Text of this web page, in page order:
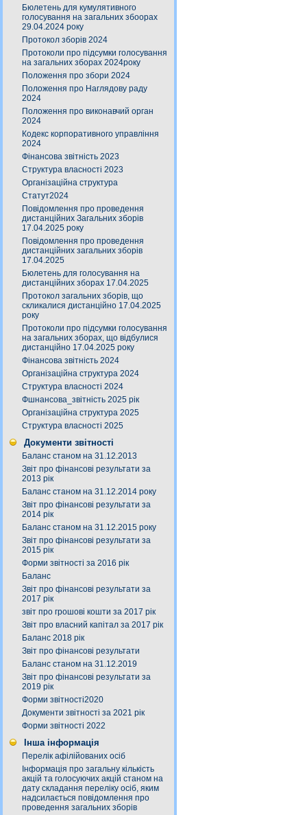
Бюлетень для кумулятивного
голосування на загальних збоорах
29.04.2024 року
Протокол зборів 2024
Протоколи про підсумки голосування
на загальних зборах 2024року
Положення про збори 2024
Положення про Наглядову раду
2024
Положення про виконавчий орган
2024
Кодекс корпоративного управління
2024
Фінансова звітність 2023
Структура власності 2023
Організаційна структура
Статут2024
Повідомлення про проведення
дистанційних Загальних зборів
17.04.2025 року
Повідомлення про проведення
дистанційних загальних зборів
17.04.2025
Бюлетень для голосування на
дистанційних зборах 17.04.2025
Протокол загальних зборів, що
скликалися дистанційно 17.04.2025
року
Протоколи про підсумки голосування
на загальних зборах, що відбулися
дистанційно 17.04.2025 року
Фінансова звітність 2024
Організаційна структура 2024
Структура власності 2024
Фшнансова_звітність 2025 рік
Організаційна структура 2025
Структура власності 2025
Документи звітності
Баланс станом на 31.12.2013
Звіт про фінансові результати за
2013 рік
Баланс станом на 31.12.2014 року
Звіт про фінансові результати за
2014 рік
Баланс станом на 31.12.2015 року
Звіт про фінансові результати за
2015 рік
Форми звітності за 2016 рік
Баланс
Звіт про фінансові результати за
2017 рік
звіт про грошові кошти за 2017 рік
Звіт про власний капітал за 2017 рік
Баланс 2018 рік
Звіт про фінансові результати
Баланс станом на 31.12.2019
Звіт про фінансові результати за
2019 рік
Форми звітності2020
Документи звітності за 2021 рік
Форми звітності 2022
Інша інформація
Перелік афілійованих осіб
Інформація про загальну кількість
акцій та голосуючих акцій станом на
дату складання переліку осіб, яким
надсилається повідомлення про
проведення загальних зборів